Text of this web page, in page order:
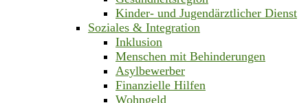
Kinder- und Jugendärztlicher Dienst
Soziales & Integration
Inklusion
Menschen mit Behinderungen
Asylbewerber
Finanzielle Hilfen
Wohngeld